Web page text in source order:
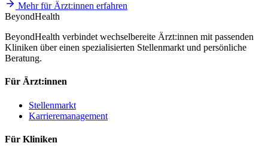
Mehr für Ärzt:innen erfahren
BeyondHealth
BeyondHealth verbindet wechselbereite Ärzt:innen mit passenden
Kliniken über einen spezialisierten Stellenmarkt und persönliche
Beratung.
Für Ärzt:innen
Stellenmarkt
Karrieremanagement
Für Kliniken